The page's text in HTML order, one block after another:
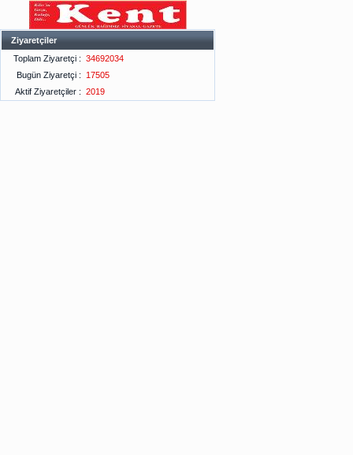
Ziyaretçiler
Toplam Ziyaretçi : 34692034
Bugün Ziyaretçi :
17505
Aktif Ziyaretçiler : 2019